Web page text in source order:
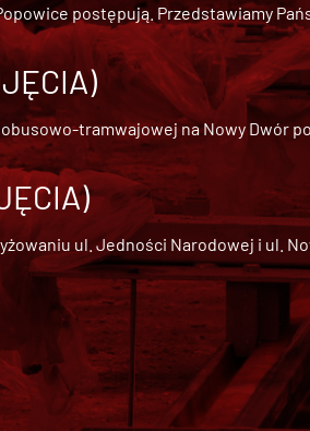
postępują. Przedstawiamy
tramwajowej na Nowy Dwór
ul. Jedności Narodowej i ul.